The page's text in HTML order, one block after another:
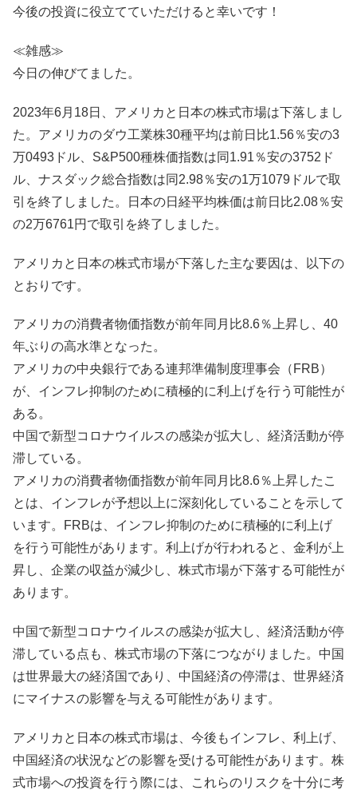
今後の投資に役立てていただけると幸いです！
≪雑感≫
今日の伸びてました。
2023年6月18日、アメリカと日本の株式市場は下落しまし
た。アメリカのダウ工業株30種平均は前日比1.56％安の3
万0493ドル、S&P500種株価指数は同1.91％安の3752ド
ル、ナスダック総合指数は同2.98％安の1万1079ドルで取
引を終了しました。日本の日経平均株価は前日比2.08％安
の2万6761円で取引を終了しました。
アメリカと日本の株式市場が下落した主な要因は、以下の
とおりです。
アメリカの消費者物価指数が前年同月比8.6％上昇し、40
年ぶりの高水準となった。
アメリカの中央銀行である連邦準備制度理事会（FRB）
が、インフレ抑制のために積極的に利上げを行う可能性が
ある。
中国で新型コロナウイルスの感染が拡大し、経済活動が停
滞している。
アメリカの消費者物価指数が前年同月比8.6％上昇したこ
とは、インフレが予想以上に深刻化していることを示して
います。FRBは、インフレ抑制のために積極的に利上げ
を行う可能性があります。利上げが行われると、金利が上
昇し、企業の収益が減少し、株式市場が下落する可能性が
あります。
中国で新型コロナウイルスの感染が拡大し、経済活動が停
滞している点も、株式市場の下落につながりました。中国
は世界最大の経済国であり、中国経済の停滞は、世界経済
にマイナスの影響を与える可能性があります。
アメリカと日本の株式市場は、今後もインフレ、利上げ、
中国経済の状況などの影響を受ける可能性があります。株
式市場への投資を行う際には、これらのリスクを十分に考